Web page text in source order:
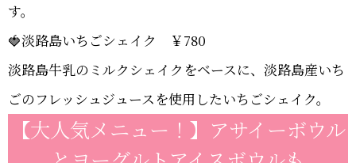
す。
🍓淡路島いちごシェイク ￥780
淡路島牛乳のミルクシェイクをベースに、淡路島産いち
ごのフレッシュジュースを使用したいちごシェイク。
【大人気メニュー！】アサイーボウル